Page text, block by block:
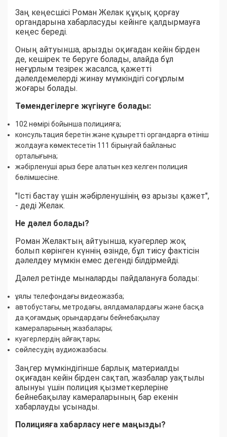
Заң кеңесшісі Роман Желак құқық қорғау
органдарына хабарласуды кейінге қалдырмауға
кеңес береді.
Оның айтуынша, арызды оқиғадан кейін бірден
де, кешірек те беруге болады, алайда бұл
неғұрлым тезірек жасалса, қажетті
дәлелдемелерді жинау мүмкіндігі соғұрлым
жоғары болады.
Төмендегілерге жүгінуге болады:
102 нөмірі бойынша полицияға;
консультация беретін және құзыретті органдарға өтініш
жолдауға көмектесетін 111 бірыңғай байланыс
орталығына;
жәбірленуші арыз бере алатын кез келген полиция
бөлімшесіне.
"Істі бастау үшін жәбірленушінің өз арызы қажет",
- деді Желак.
Не дәлел болады?
Роман Желактың айтуынша, куәгерлер жоқ
болып көрінген күннің өзінде, бұл тиісу фактісін
дәлелдеу мүмкін емес дегенді білдірмейді.
Дәлел ретінде мыналарды пайдалануға болады:
ұялы телефондағы видеожазба;
автобустағы, метродағы, аялдамалардағы және басқа
да қоғамдық орындардағы бейнебақылау
камераларының жазбалары;
куәгерлердің айғақтары;
сөйлесудің аудиожазбасы.
Заңгер мүмкіндігінше барлық материалды
оқиғадан кейін бірден сақтап, жазбалар уақтылы
алынуы үшін полиция қызметкерлеріне
бейнебақылау камераларының бар екенін
хабарлауды ұсынады.
Полицияға хабарласу неге маңызды?